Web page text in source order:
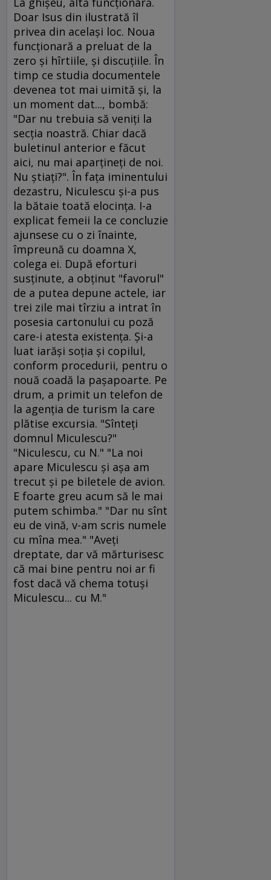
Doar Isus din ilustrată îl
privea din acelaşi loc. Noua
funcţionară a preluat de la
zero şi hîrtiile, şi discuţiile. În
timp ce studia documentele
devenea tot mai uimită şi, la
un moment dat..., bombă:
"Dar nu trebuia să veniţi la
secţia noastră. Chiar dacă
buletinul anterior e făcut
aici, nu mai aparţineţi de noi.
Nu ştiaţi?". În faţa iminentului
dezastru, Niculescu şi-a pus
la bătaie toată elocinţa. I-a
explicat femeii la ce concluzie
ajunsese cu o zi înainte,
împreună cu doamna X,
colega ei. După eforturi
susţinute, a obţinut "favorul"
de a putea depune actele, iar
trei zile mai tîrziu a intrat în
posesia cartonului cu poză
care-i atesta existenţa. Şi-a
luat iarăşi soţia şi copilul,
conform procedurii, pentru o
nouă coadă la paşapoarte. Pe
drum, a primit un telefon de
la agenţia de turism la care
plătise excursia. "Sînteţi
domnul Miculescu?"
"Niculescu, cu N." "La noi
apare Miculescu şi aşa am
trecut şi pe biletele de avion.
E foarte greu acum să le mai
putem schimba." "Dar nu sînt
eu de vină, v-am scris numele
cu mîna mea." "Aveţi
dreptate, dar vă mărturisesc
că mai bine pentru noi ar fi
fost dacă vă chema totuşi
Miculescu... cu M."